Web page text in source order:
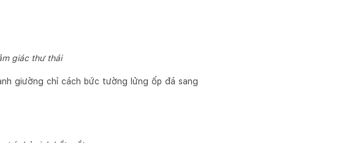
giác thư thái
giường chỉ cách bức tường lửng ốp đá sang